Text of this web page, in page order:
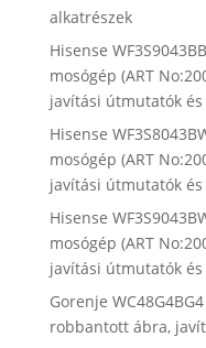
alkatrészek
Hisense
mosógép (ART
javítási útmutatók
Hisense
mosógép (ART
javítási útmutatók
Hisense
mosógép (ART
javítási útmutatók
Gorenje
robbantott ábra,